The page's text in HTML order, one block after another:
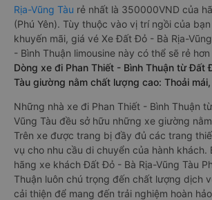
Rịa-Vũng Tàu rẻ nhất là 350000VND của
(Phú Yên). Tùy thuộc vào vị trí ngồi của
khuyến mãi, giá vé Xe Đất Đỏ - Bà Rịa-
- Bình Thuận limousine này có thể sẽ rẻ hơn
Dòng xe đi Phan Thiết - Bình Thuận từ Đất
Tàu giường nằm chất lượng cao: Thoải
Những nhà xe đi Phan Thiết - Bình Thuận
Vũng Tàu đều sở hữu những xe giường
Trên xe được trang bị đầy đủ các trang
vụ cho nhu cầu di chuyển của hành khách.
hãng xe khách Đất Đỏ - Bà Rịa-Vũng Tàu
Thuận luôn chú trọng đến chất lượng dịch
cải thiện để mang đến trải nghiệm hoàn